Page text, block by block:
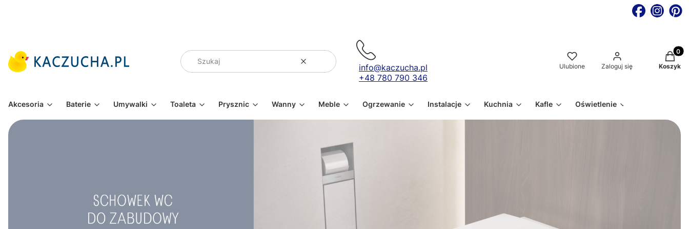
WyczyśćSzukaj
info@kaczucha.pl
+48 780 790 346
Ulubione Zaloguj się Koszyk
Akcesoria Baterie Umywalki Toaleta Prysznic Wanny Meble Ogrzewanie Instalacje Kuchnia Kafle Oświetlenie